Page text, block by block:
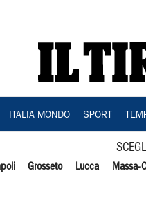
ITALIA MONDO SPORT
Grosseto Lucca Massa-